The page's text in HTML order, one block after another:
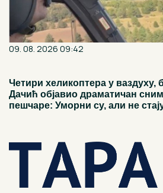
09. 08. 2026 09:42
Четири хеликоптера у ваздуху,
Дачић објавио драматичан
пешчаре: Уморни су, али не